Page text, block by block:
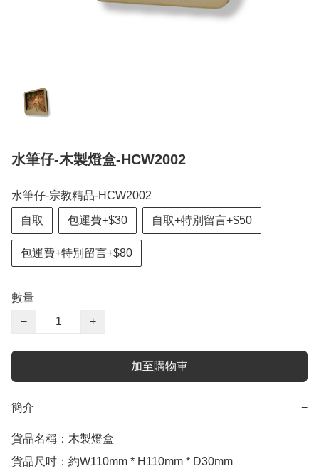
水筆仔-木製燈盒-HCW2002
水筆仔-宗教精品-HCW2002
自取 包運費+$30 自取+特別留言+$50
包運費+特別留言+$80
數量
−
+
加至購物車
簡介 −
貨品名稱：木製燈盒
貨品尺吋：約W110mm * H110mm * D30mm